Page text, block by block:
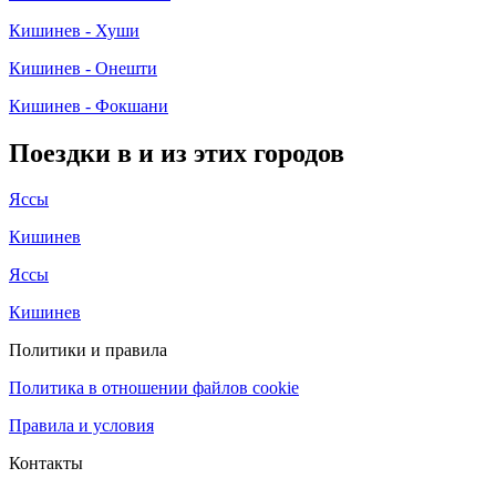
Кишинев - Хуши
Кишинев - Онешти
Кишинев - Фокшани
Поездки в и из этих городов
Яссы
Кишинев
Яссы
Кишинев
Политики и правила
Политика в отношении файлов cookie
Правила и условия
Контакты